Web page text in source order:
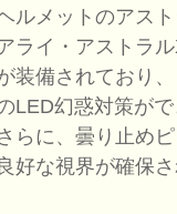
ルメットのアス
ライ・アストラ
装備されており
LED幻惑対策が
らに、曇り止め
好な視界が確保さ